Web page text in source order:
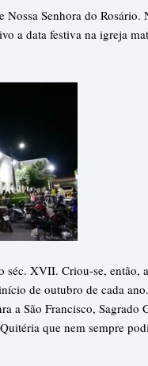
Nossa Senhora do
a data festiva na igreja
XVII. Criou-se, então,
de outubro de cada
São Francisco, Sagrado
que nem sempre